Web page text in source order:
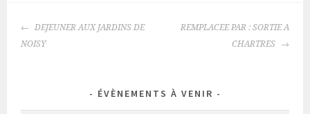
NAVIGATION
DES
DEJEUNER AUX JARDINS DE
NOISY
REMPLACEE PAR : SORTIE A
CHARTRES
ÉVÈNEMENTS À VENIR